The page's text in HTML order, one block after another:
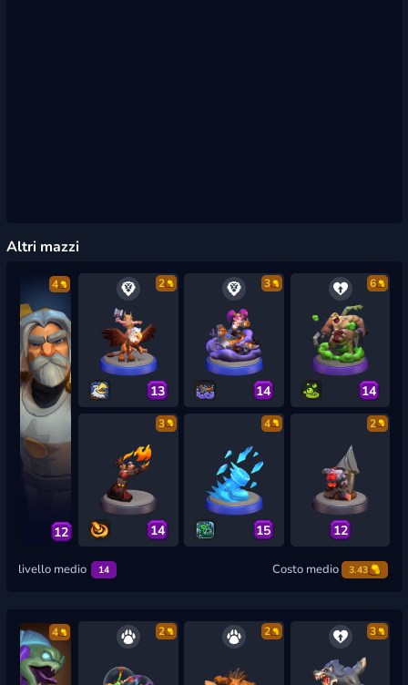
Altri mazzi
4
12
2
13
3
14
6
14
3
14
4
15
2
12
livello medio 14 Costo medio 3.43
4 2 2 3